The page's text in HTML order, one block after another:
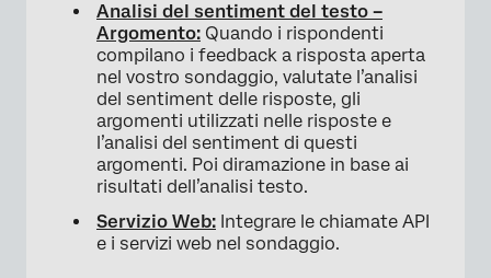
Analisi del sentiment del testo –
Argomento: Quando i rispondenti
compilano i feedback a risposta aperta
nel vostro sondaggio, valutate l’analisi
del sentiment delle risposte, gli
argomenti utilizzati nelle risposte e
l’analisi del sentiment di questi
argomenti. Poi diramazione in base ai
risultati dell’analisi testo.
Servizio Web: Integrare le chiamate API
e i servizi web nel sondaggio.